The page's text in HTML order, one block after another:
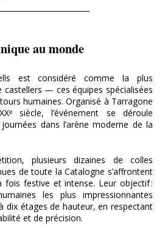
au monde
est considéré comme la plus
— ces équipes spécialisées
humaines. Organisé à Tarragone
siècle, l’événement se déroule
dans l’arène moderne de la
plusieurs dizaines de colles
de toute la Catalogne s’affrontent
fois festive et intense. Leur objectif :
les plus impressionnantes
dix étages de hauteur, en respectant
et de précision.